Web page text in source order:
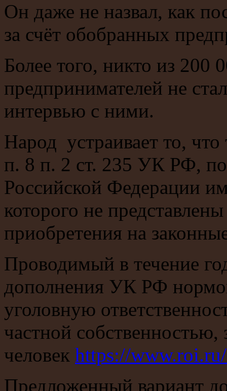
Он даже не назвал, как
за счёт обобранных
Более того, никто из 200
предпринимателей не
интервью с ними.
Народ устраивает то,
п. 8 п. 2 ст. 235 УК РФ,
Российской Федерации
которого не представлены
приобретения на
Проводимый в течение
дополнения УК РФ
уголовную
частной собственностью,
человек https://
Предложенный вариант